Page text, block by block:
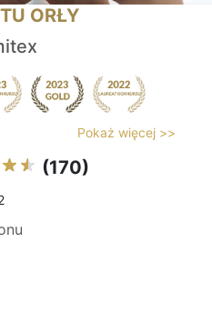
ORŁY
Pokaż więcej >>
(170)